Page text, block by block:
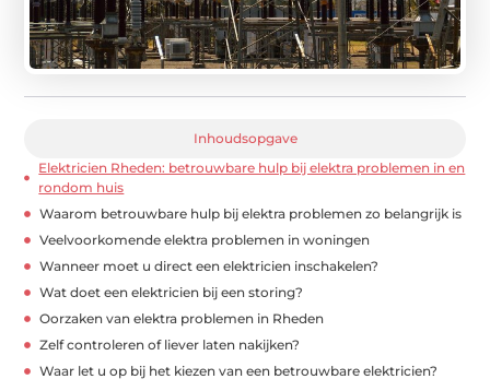
Inhoudsopgave
Elektricien Rheden: betrouwbare hulp bij elektra problemen in en
rondom huis
Waarom betrouwbare hulp bij elektra problemen zo belangrijk is
Veelvoorkomende elektra problemen in woningen
Wanneer moet u direct een elektricien inschakelen?
Wat doet een elektricien bij een storing?
Oorzaken van elektra problemen in Rheden
Zelf controleren of liever laten nakijken?
Waar let u op bij het kiezen van een betrouwbare elektricien?